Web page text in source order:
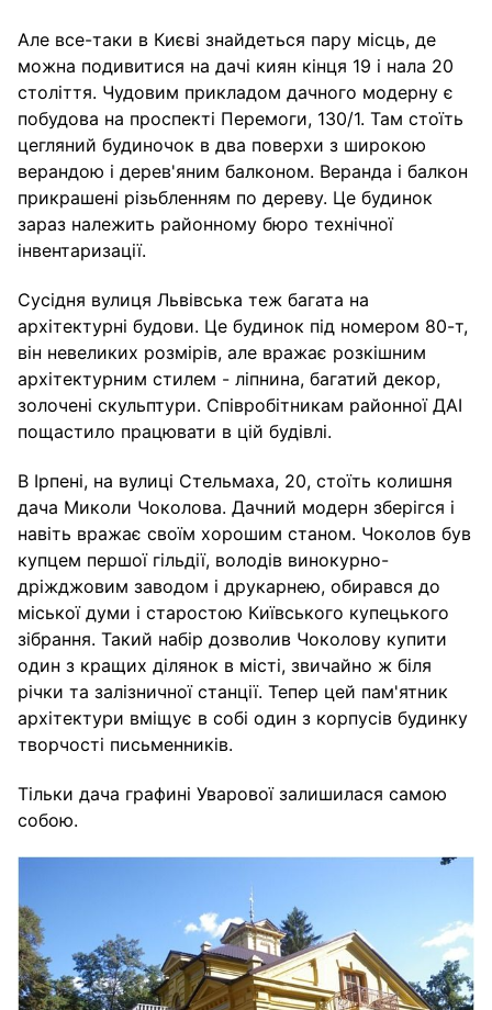
Але все-таки в Києві знайдеться пару місць, де
можна подивитися на дачі киян кінця 19 і нала 20
століття. Чудовим прикладом дачного модерну є
побудова на проспекті Перемоги, 130/1. Там стоїть
цегляний будиночок в два поверхи з широкою
верандою і дерев'яним балконом. Веранда і балкон
прикрашені різьбленням по дереву. Це будинок
зараз належить районному бюро технічної
інвентаризації.
Сусідня вулиця Львівська теж багата на
архітектурні будови. Це будинок під номером 80-т,
він невеликих розмірів, але вражає розкішним
архітектурним стилем - ліпнина, багатий декор,
золочені скульптури. Співробітникам районної ДАІ
пощастило працювати в цій будівлі.
В Ірпені, на вулиці Стельмаха, 20, стоїть колишня
дача Миколи Чоколова. Дачний модерн зберігся і
навіть вражає своїм хорошим станом. Чоколов був
купцем першої гільдії, володів винокурно-
дріжджовим заводом і друкарнею, обирався до
міської думи і старостою Київського купецького
зібрання. Такий набір дозволив Чоколову купити
один з кращих ділянок в місті, звичайно ж біля
річки та залізничної станції. Тепер цей пам'ятник
архітектури вміщує в собі один з корпусів будинку
творчості письменників.
Тільки дача графині Уварової залишилася самою
собою.